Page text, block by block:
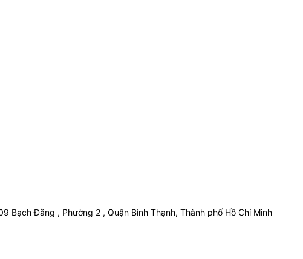
Bạch Đằng , Phường 2 , Quận Bình Thạnh, Thành phố Hồ Chí Minh